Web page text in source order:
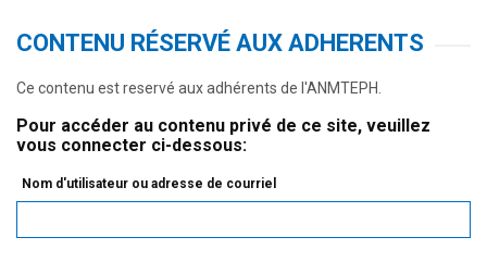
CONTENU RÉSERVÉ AUX ADHERENTS
Ce contenu est reservé aux adhérents de l'ANMTEPH.
Pour accéder au contenu privé de ce site, veuillez
vous connecter ci-dessous:
Nom d'utilisateur ou adresse de courriel